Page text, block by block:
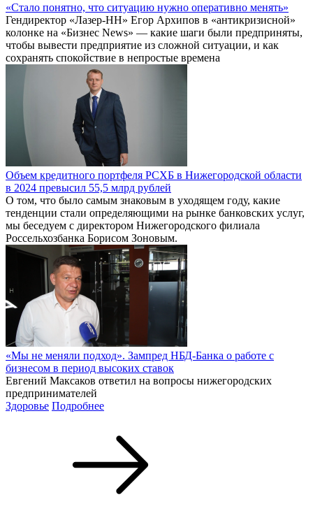
«Стало понятно, что ситуацию нужно оперативно менять»
Гендиректор «Лазер-НН» Егор Архипов в «антикризисной»
колонке на «Бизнес News» — какие шаги были предприняты,
чтобы вывести предприятие из сложной ситуации, и как
сохранять спокойствие в непростые времена
Объем кредитного портфеля РСХБ в Нижегородской области
в 2024 превысил 55,5 млрд рублей
О том, что было самым знаковым в уходящем году, какие
тенденции стали определяющими на рынке банковских услуг,
мы беседуем с директором Нижегородского филиала
Россельхозбанка Борисом Зоновым.
«Мы не меняли подход». Зампред НБД-Банка о работе с
бизнесом в период высоких ставок
Евгений Максаков ответил на вопросы нижегородских
предпринимателей
Здоровье Подробнее